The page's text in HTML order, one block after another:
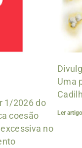
1/2026 do
coesão
no
Uma
Ler